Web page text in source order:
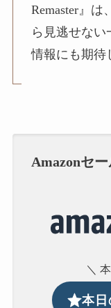
Remaster』は
ら見逃せな
情報にも期待
Amazonセー
＼
本日